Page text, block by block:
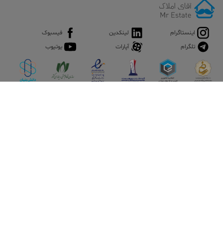
اینستاگرام لینکدین
فیسبوک
تلگرام
آپارات یوتیوب